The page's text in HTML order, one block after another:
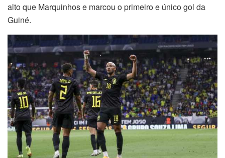
alto que Marquinhos e marcou o primeiro e único gol da
Guiné.